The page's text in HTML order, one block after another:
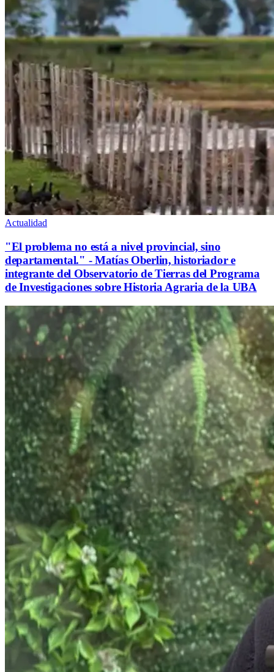
Actualidad
"El problema no está a nivel provincial, sino
departamental." - Matías Oberlin, historiador e
integrante del Observatorio de Tierras del Programa
de Investigaciones sobre Historia Agraria de la UBA